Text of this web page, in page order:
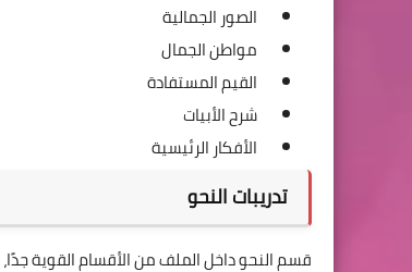
الصور الجمالية
مواطن الجمال
القيم المستفادة
شرح الأبيات
الأفكار الرئيسية
تدريبات النحو
قسم النحو داخل الملف من الأقسام القوية